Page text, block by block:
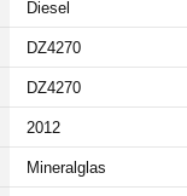
Diesel
DZ4270
DZ4270
2012
Mineralglas